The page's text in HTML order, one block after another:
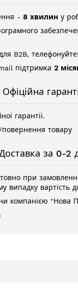
- 8 хвилин у
B2B, телефонуйте!
підтримка 2
Офіційна
гарантії.
повернення товару
за 0-2
при
випадку вартість
компанією "Нова